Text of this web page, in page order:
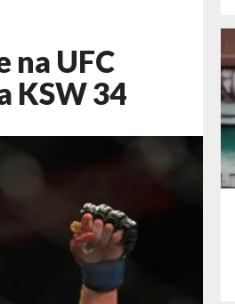
na UFC
KSW 34